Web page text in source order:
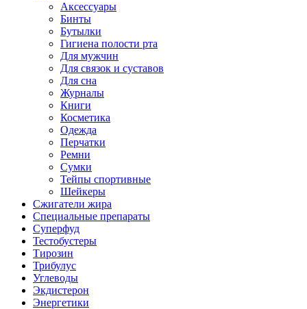
Аксессуары
Бинты
Бутылки
Гигиена полости рта
Для мужчин
Для связок и суставов
Для сна
Журналы
Книги
Косметика
Одежда
Перчатки
Ремни
Сумки
Тейпы спортивные
Шейкеры
Сжигатели жира
Специальные препараты
Суперфуд
Тестобустеры
Тирозин
Трибулус
Углеводы
Экдистерон
Энергетики